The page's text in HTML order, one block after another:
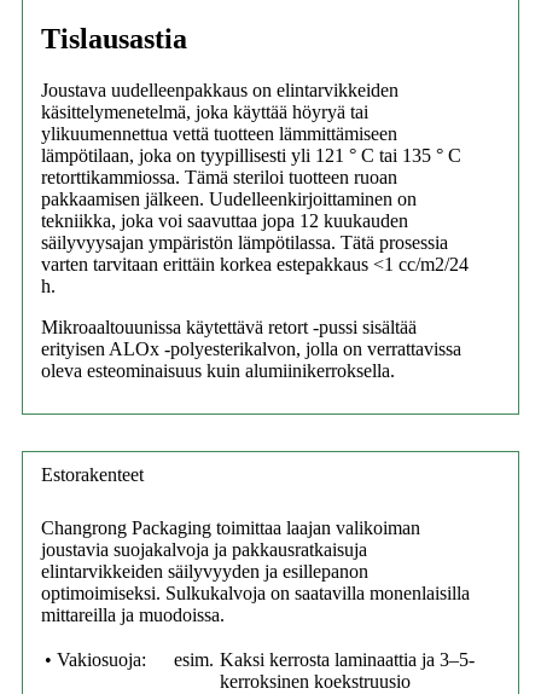
Tislausastia
Joustava uudelleenpakkaus on elintarvikkeiden
käsittelymenetelmä, joka käyttää höyryä tai
ylikuumennettua vettä tuotteen lämmittämiseen
lämpötilaan, joka on tyypillisesti yli 121 ° C tai 135 ° C
retorttikammiossa. Tämä steriloi tuotteen ruoan
pakkaamisen jälkeen. Uudelleenkirjoittaminen on
tekniikka, joka voi saavuttaa jopa 12 kuukauden
säilyvyysajan ympäristön lämpötilassa. Tätä prosessia
varten tarvitaan erittäin korkea estepakkaus <1 cc/m2/24
h.
Mikroaaltouunissa käytettävä retort -pussi sisältää
erityisen ALOx -polyesterikalvon, jolla on verrattavissa
oleva esteominaisuus kuin alumiinikerroksella.
Estorakenteet
Changrong Packaging toimittaa laajan valikoiman
joustavia suojakalvoja ja pakkausratkaisuja
elintarvikkeiden säilyvyyden ja esillepanon
optimoimiseksi. Sulkukalvoja on saatavilla monenlaisilla
mittareilla ja muodoissa.
• Vakiosuoja: esim. Kaksi kerrosta laminaattia ja 3–5-
kerroksinen koekstruusio